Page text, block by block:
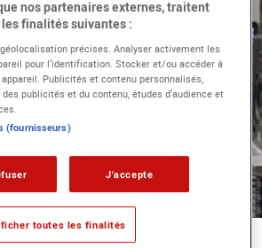
nos partenaires externes, traitent
finalités suivantes :
précises. Analyser activement les
pour l’identification. Stocker et/ou accéder à
Publicités et contenu personnalisés,
publicités et du contenu, études d’audience et
(fournisseurs)
J'accepte
toutes les finalités